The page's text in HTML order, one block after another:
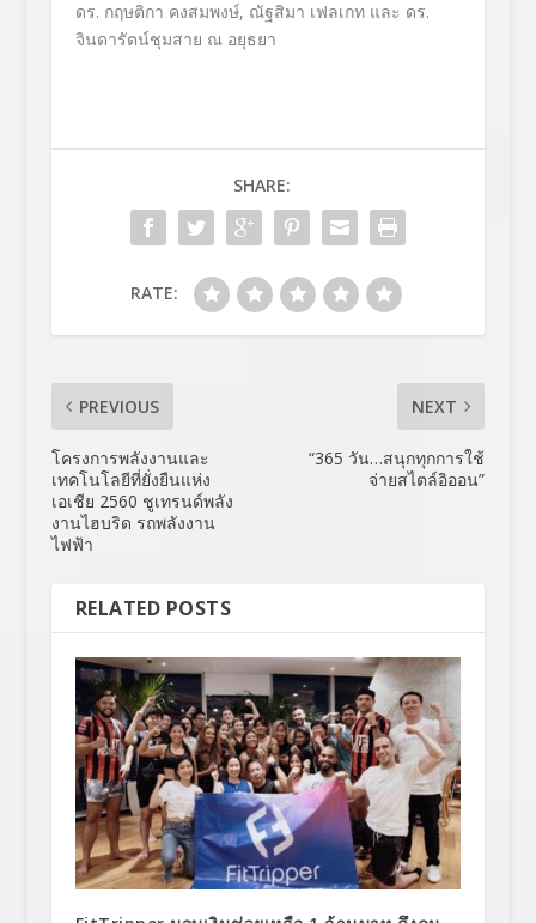
ดร. กฤษติกา คงสมพงษ์, ณัฐสิมา เฟลเกท และ ดร.
จินดารัตน์ชุมสาย ณ อยุธยา
SHARE:
RATE:
PREVIOUS
โครงการพลังงานและ
เทคโนโลยีที่ยั่งยืนแห่ง
เอเชีย 2560 ชูเทรนด์พลัง
งานไฮบริด รถพลังงาน
ไฟฟ้า
NEXT
“365 วัน…สนุกทุกการใช้
จ่ายสไตล์อิออน”
RELATED POSTS